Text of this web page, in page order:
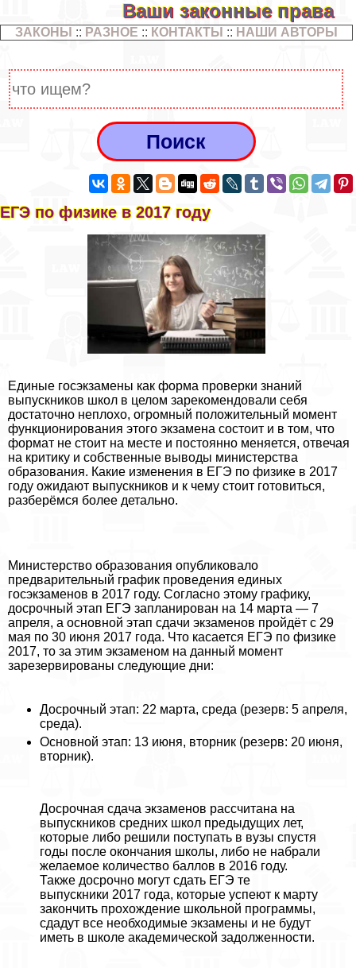
Ваши законные права
ЗАКОНЫ :: РАЗНОЕ :: КОНТАКТЫ :: НАШИ АВТОРЫ
ЕГЭ по физике в 2017 году
Единые госэкзамены как форма проверки знаний
выпускников школ в целом зарекомендовали себя
достаточно неплохо, огромный положительный момент
функционирования этого экзамена состоит и в том, что
формат не стоит на месте и постоянно меняется, отвечая
на критику и собственные выводы министерства
образования. Какие изменения в ЕГЭ по физике в 2017
году ожидают выпускников и к чему стоит готовиться,
разберёмся более детально.
Министерство образования опубликовало
предварительный график проведения единых
госэкзаменов в 2017 году. Согласно этому графику,
досрочный этап ЕГЭ запланирован на 14 марта — 7
апреля, а основной этап сдачи экзаменов пройдёт с 29
мая по 30 июня 2017 года. Что касается ЕГЭ по физике
2017, то за этим экзаменом на данный момент
зарезервированы следующие дни:
Досрочный этап: 22 марта, среда (резерв: 5 апреля,
среда).
Основной этап: 13 июня, вторник (резерв: 20 июня,
вторник).
Досрочная сдача экзаменов рассчитана на
выпускников средних школ предыдущих лет,
которые либо решили поступать в вузы спустя
годы после окончания школы, либо не набрали
желаемое количество баллов в 2016 году.
Также досрочно могут сдать ЕГЭ те
выпускники 2017 года, которые успеют к марту
закончить прохождение школьной программы,
сдадут все необходимые экзамены и не будут
иметь в школе академической задолженности.